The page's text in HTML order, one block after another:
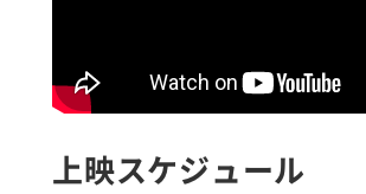
上映スケジュール